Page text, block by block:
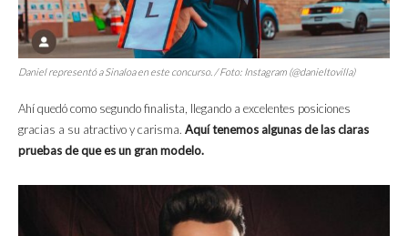
Daniel representó a Sinaloa en este concurso. / Foto: Instagram (@danieltovilla)
Ahí quedó como segundo finalista, llegando a excelentes posiciones
gracias a su atractivo y carisma. Aquí tenemos algunas de las claras
pruebas de que es un gran modelo.